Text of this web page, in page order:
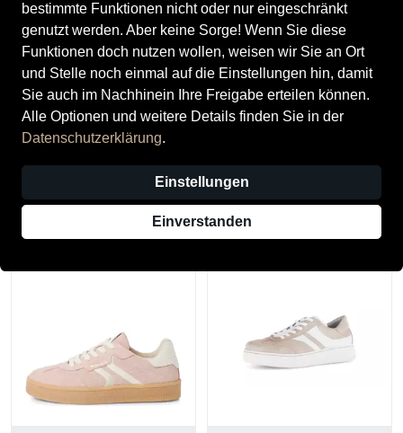
bestimmte Funktionen nicht oder nur eingeschränkt
genutzt werden. Aber keine Sorge! Wenn Sie diese
Funktionen doch nutzen wollen, weisen wir Sie an Ort
und Stelle noch einmal auf die Einstellungen hin, damit
Sie auch im Nachhinein Ihre Freigabe erteilen können.
Alle Optionen und weitere Details finden Sie in der
Datenschutzerklärung.
Einstellungen
Einverstanden
Tamaris
Tamaris Damenschuhe
Klassische Pantoletten WHITE
Sportliche Schnürer MINT
COMB
69,95 €